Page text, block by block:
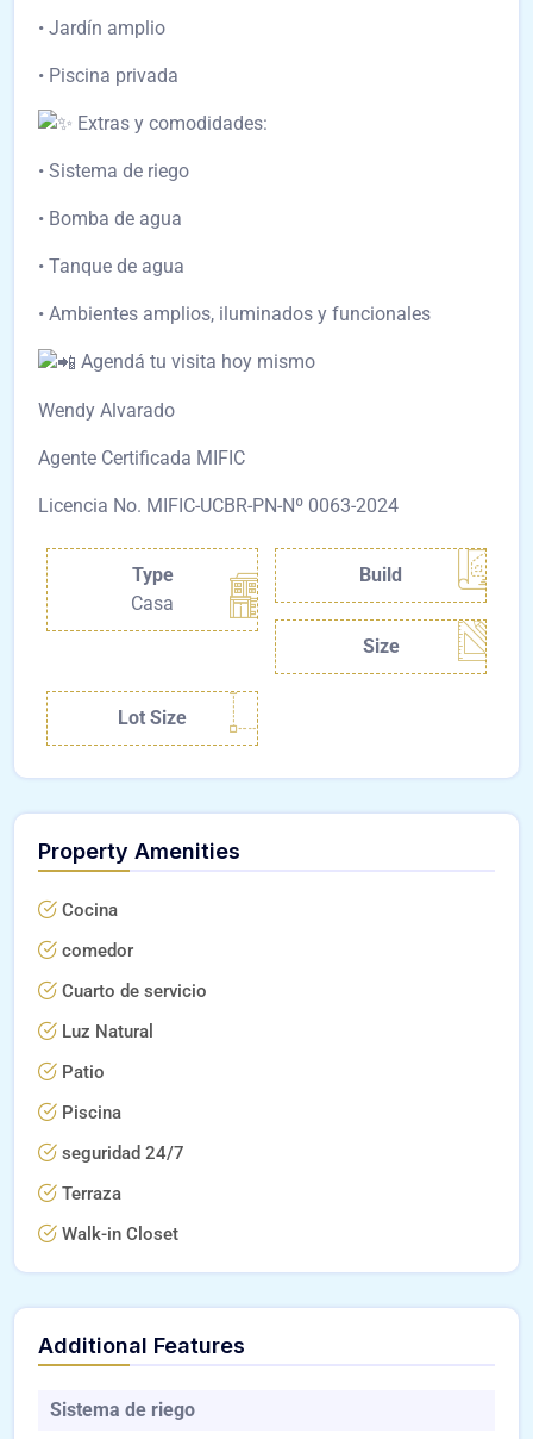
• Jardín amplio
• Piscina privada
Extras y comodidades:
• Sistema de riego
• Bomba de agua
• Tanque de agua
• Ambientes amplios, iluminados y funcionales
Agendá tu visita hoy mismo
Wendy Alvarado
Agente Certificada MIFIC
Licencia No. MIFIC-UCBR-PN-Nº 0063-2024
Type
Casa
Build
Size
Lot Size
Property Amenities
Cocina
comedor
Cuarto de servicio
Luz Natural
Patio
Piscina
seguridad 24/7
Terraza
Walk-in Closet
Additional Features
Sistema de riego